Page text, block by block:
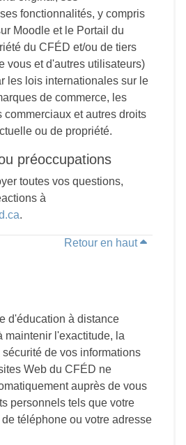
fonctionnalités, y compris
Moodle et le Portail du
du CFÉD et/ou de tiers
vous et d'autres utilisateurs)
les lois internationales sur le
de commerce, les
commerciaux et autres droits
ou de propriété.
préoccupations
toutes vos questions,
à
.
Retour en haut
d'éducation à distance
maintenir l'exactitude, la
de vos informations
Web du CFÉD ne
auprès de vous
personnels tels que votre
téléphone ou votre adresse